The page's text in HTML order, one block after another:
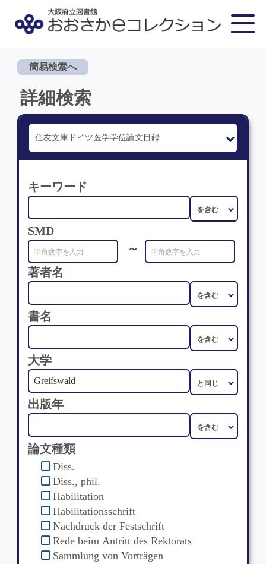
簡易検索へ
詳細検索
キーワード
SMD
～
著者名
書名
大学
出版年
論文種類
Diss.
Diss., phil.
Habilitation
Habilitationsschrift
Nachdruck der Festschrift
Rede beim Antritt des Rektorats
Sammlung von Vorträgen